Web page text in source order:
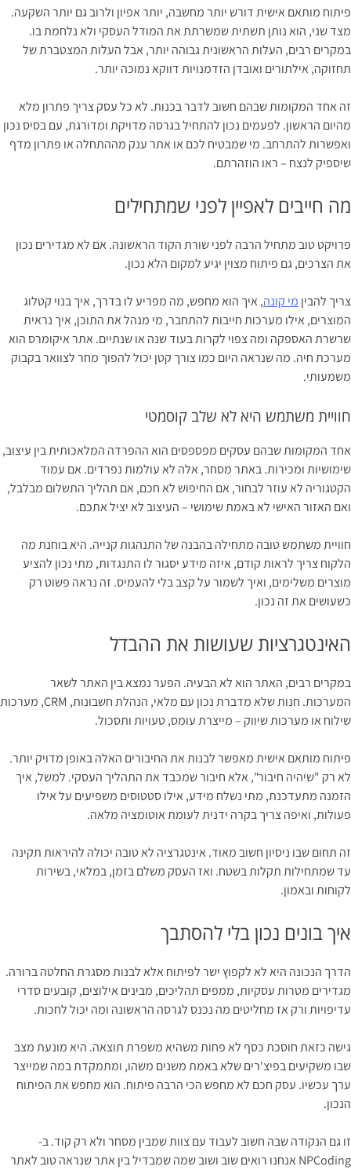
פיתוח מותאם אישית דורש יותר מחשבה, יותר אפיון ולרוב גם יותר השקעה.
מצד שני, הוא נותן תשתית שמשרתת את המודל העסקי ולא נלחמת בו.
במקרים רבים, העלות הראשונית גבוהה יותר, אבל העלות המצטברת של
תחזוקה, אילתורים ואובדן הזדמנויות דווקא נמוכה יותר.
זה אחד המקומות שבהם חשוב לדבר בכנות. לא כל עסק צריך פתרון מלא
מהיום הראשון. לפעמים נכון להתחיל בגרסה מדויקת ומדורגת, עם בסיס נכון
ואפשרות להתרחב. מי שמבטיח לכם או אתר ענק מההתחלה או פתרון מדף
שיספיק לנצח – ראו הוזהרתם.
מה חייבים לאפיין לפני שמתחילים
פרויקט טוב מתחיל הרבה לפני שורת הקוד הראשונה. אם לא מגדירים נכון
את הצרכים, גם פיתוח מצוין יגיע למקום הלא נכון.
צריך להבין מי קונה, איך הוא מחפש, מה מפריע לו בדרך, איך בנוי קטלוג
המוצרים, אילו מערכות חייבות להתחבר, מי מנהל את התוכן, איך נראית
שרשרת האספקה ומה צפוי לקרות בעוד שנה או שנתיים. אתר איקומרס הוא
מערכת חיה. מה שנראה היום כמו צורך קטן יכול להפוך מחר לצוואר בקבוק
משמעותי.
חוויית משתמש היא לא שלב קוסמטי
אחד המקומות שבהם עסקים מפספסים הוא ההפרדה המלאכותית בין עיצוב,
שימושיות ומכירות. באתר מסחר, אלה לא עולמות נפרדים. אם עמוד
הקטגוריה לא עוזר לבחור, אם החיפוש לא חכם, אם תהליך התשלום מבלבל,
ואם האזור האישי לא באמת שימושי – העיצוב לא יציל אתכם.
חוויית משתמש טובה מתחילה בהבנה של התנהגות קנייה. היא בוחנת מה
הלקוח צריך לראות קודם, איזה מידע יסגור לו התנגדות, מתי נכון להציע
מוצרים משלימים, ואיך לשמור על קצב בלי להעמיס. זה נראה פשוט רק
כשעושים את זה נכון.
האינטגרציות שעושות את ההבדל
במקרים רבים, האתר הוא לא הבעיה. הפער נמצא בין האתר לשאר
המערכות. חנות שלא מדברת נכון עם מלאי, הנהלת חשבונות, CRM, מערכות
שילוח או מערכות שיווק – מייצרת עומס, טעויות ותסכול.
פיתוח מותאם אישית מאפשר לבנות את החיבורים האלה באופן מדויק יותר.
לא רק "שיהיה חיבור", אלא חיבור שמכבד את התהליך העסקי. למשל, איך
הזמנה מתעדכנת, מתי נשלח מידע, אילו סטטוסים משפיעים על אילו
פעולות, ואיפה צריך בקרה ידנית לעומת אוטומציה מלאה.
זה תחום שבו ניסיון חשוב מאוד. אינטגרציה לא טובה יכולה להיראות תקינה
עד שמתחילות תקלות בשטח. ואז העסק משלם בזמן, במלאי, בשירות
לקוחות ובאמון.
איך בונים נכון בלי להסתבך
הדרך הנכונה היא לא לקפוץ ישר לפיתוח אלא לבנות מסגרת החלטה ברורה.
מגדירים מטרות עסקיות, ממפים תהליכים, מבינים אילוצים, קובעים סדרי
עדיפויות ורק אז מחליטים מה נכנס לגרסה הראשונה ומה יכול לחכות.
גישה כזאת חוסכת כסף לא פחות משהיא משפרת תוצאה. היא מונעת מצב
שבו משקיעים בפיצ'רים שלא באמת משנים משהו, ומתמקדת במה שמייצר
ערך עכשיו. עסק חכם לא מחפש הכי הרבה פיתוח. הוא מחפש את הפיתוח
הנכון.
זו גם הנקודה שבה חשוב לעבוד עם צוות שמבין מסחר ולא רק קוד. ב-
NPCoding אנחנו רואים שוב ושוב שמה שמבדיל בין אתר שנראה טוב לאתר